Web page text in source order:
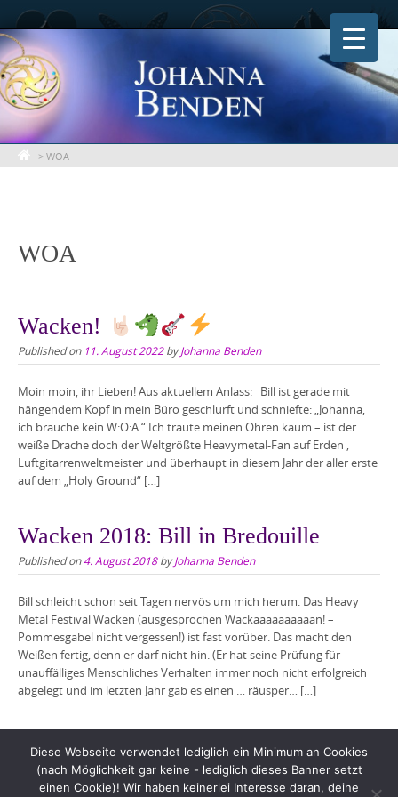
Skip
to
content
> WOA
WOA
Wacken!
Published on 11. August 2022byJohanna Benden
Moin moin, ihr Lieben! Aus aktuellem Anlass: Bill ist gerade mit
hängendem Kopf in mein Büro geschlurft und schniefte: „Johanna,
ich brauche kein W:O:A.“ Ich traute meinen Ohren kaum – ist der
weiße Drache doch der Weltgrößte Heavymetal-Fan auf Erden ,
Luftgitarrenweltmeister und überhaupt in diesem Jahr der aller erste
auf dem „Holy Ground“ […]
Wacken 2018: Bill in Bredouille
Published on4. August 2018byJohanna Benden
Bill schleicht schon seit Tagen nervös um mich herum. Das Heavy
Metal Festival Wacken (ausgesprochen Wackääääääääään! –
Pommesgabel nicht vergessen!) ist fast vorüber. Das macht den
Weißen fertig, denn er darf nicht hin. (Er hat seine Prüfung für
unauffälliges Menschliches Verhalten immer noch nicht erfolgreich
abgelegt und im letzten Jahr gab es einen … räusper… […]
Diese Webseite verwendet lediglich ein Minimum an Cookies
(nach Möglichkeit gar keine - lediglich dieses Banner setzt
einen Cookie)! Wir haben keinerlei Interesse daran, deine